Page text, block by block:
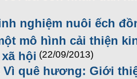
nghiệm nuôi ếch
mô hình cải thiện
hội (22/09/2013)
Vì quê hương: Giới